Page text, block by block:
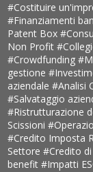
#Costituire
#Finanziamenti
Patent Box
Non Profit
#Crowdfunding
gestione
aziendale#Analisi
#Salvataggio
#Ristrutturazione
Scissioni
#Credito Imposta
Settore#Credito
benefit#Impatti